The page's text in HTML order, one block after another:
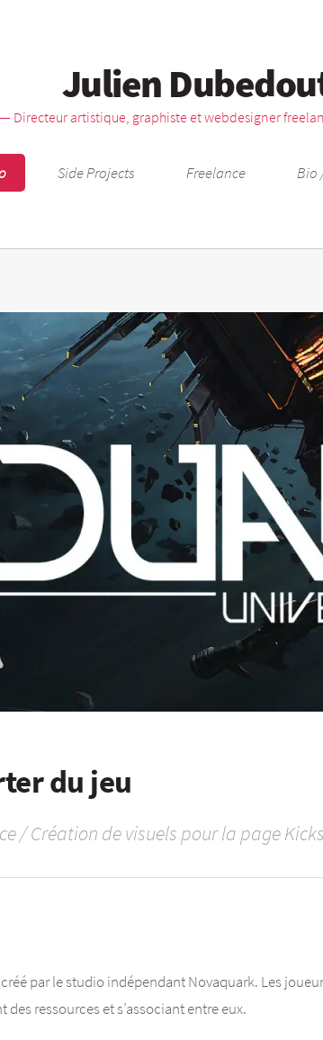
Julien
— Directeur artistique, graphiste et webdesigner
Side Projects Freelance Bio
du jeu
/ Création de visuels pour la page
par le studio indépendant Novaquark. Les
ressources et s’associant entre eux.